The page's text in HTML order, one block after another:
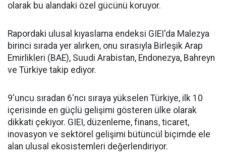
olarak bu alandaki özel gücünü koruyor.
Rapordaki ulusal kıyaslama endeksi GIEI'da Malezya
birinci sırada yer alırken, onu sırasıyla Birleşik Arap
Emirlikleri (BAE), Suudi Arabistan, Endonezya, Bahreyn
ve Türkiye takip ediyor.
9'uncu sıradan 6'ncı sıraya yükselen Türkiye, ilk 10
içerisinde en güçlü gelişimi gösteren ülke olarak
dikkati çekiyor. GIEI, düzenleme, finans, ticaret,
inovasyon ve sektörel gelişimi bütüncül biçimde ele
alan ulusal ekosistemleri değerlendiriyor.